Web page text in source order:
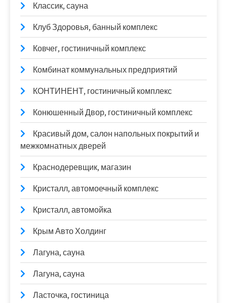
Классик, сауна
Клуб Здоровья, банный комплекс
Ковчег, гостиничный комплекс
Комбинат коммунальных предприятий
КОНТИНЕНТ, гостиничный комплекс
Конюшенный Двор, гостиничный комплекс
Красивый дом, салон напольных покрытий и
межкомнатных дверей
Краснодеревщик, магазин
Кристалл, автомоечный комплекс
Кристалл, автомойка
Крым Авто Холдинг
Лагуна, сауна
Лагуна, сауна
Ласточка, гостиница